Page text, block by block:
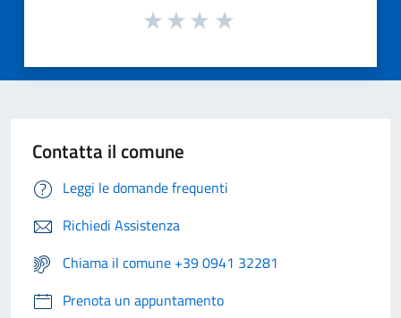
Contatta il comune
Leggi le domande frequenti
Richiedi Assistenza
Chiama il comune +39 0941 32281
Prenota un appuntamento